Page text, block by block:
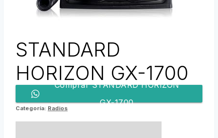
STANDARD
HORIZON GX-1700
Comprar STANDARD HORIZON
GX-1700
Categoría: Radios